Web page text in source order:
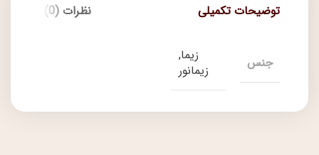
توضیحات تکمیلی نظرات (0)
جنس
زیما,
زیمانور